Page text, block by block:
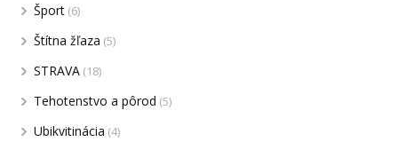
Šport (6)
Štítna žľaza (5)
STRAVA (18)
Tehotenstvo a pôrod (5)
Ubikvitinácia (4)